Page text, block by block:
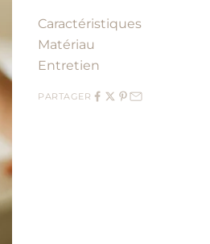
Caractéristiques
Matériau
Entretien
PARTAGER